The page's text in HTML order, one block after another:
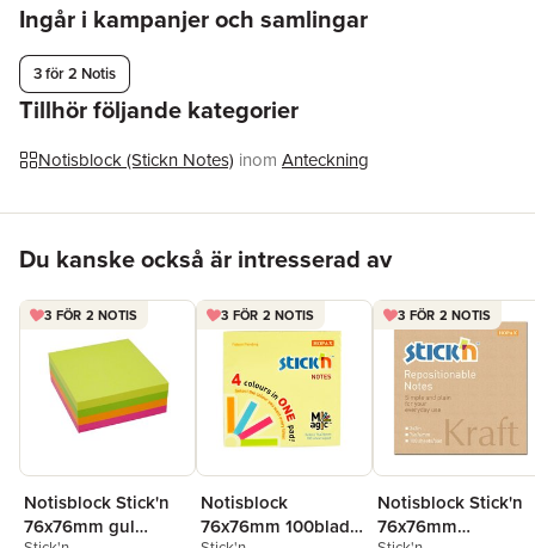
Ingår i kampanjer och samlingar
3 för 2 Notis
Tillhör följande kategorier
Notisblock (Stickn Notes) inom Anteckning
Du kanske också är intresserad av
3 FÖR 2 NOTIS
Notisblock Stick'n
76x76mm gul
3 FÖR 2 NOTIS
Notisblock
76x76mm 100blad
3 FÖR 2 NOTIS
Notisblock Stick'n
76x76mm